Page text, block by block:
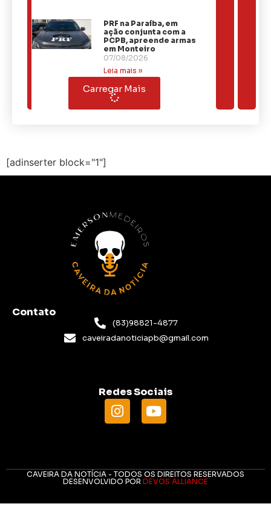
PRF na Paraíba, em
ação conjunta com a
PCPB, apreende armas
em Monteiro
07/08/2026
Leia mais »
Carregar Mais
[adinserter block="1"]
Contato
(83)98821-4877
caveiradanoticiapb@gmail.com
Redes Sociais
CAVEIRA DA NOTÍCIA - TODOS OS DIREITOS RESERVADOS
DESENVOLVIDO POR DEVOS ALLIANCE